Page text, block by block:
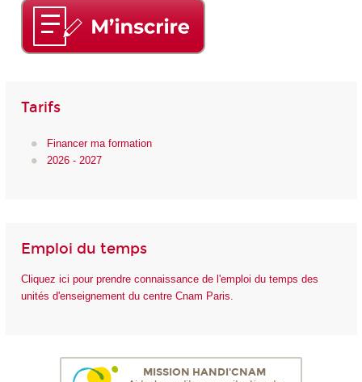
Tarifs
Financer ma formation
2026 - 2027
Emploi du temps
Cliquez ici pour prendre connaissance de l'emploi du temps des
unités d'enseignement du centre Cnam Paris.
MISSION HANDI'CNAM